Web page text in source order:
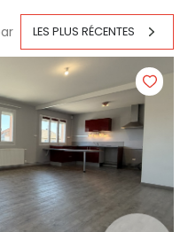
LES PLUS RÉCENTES